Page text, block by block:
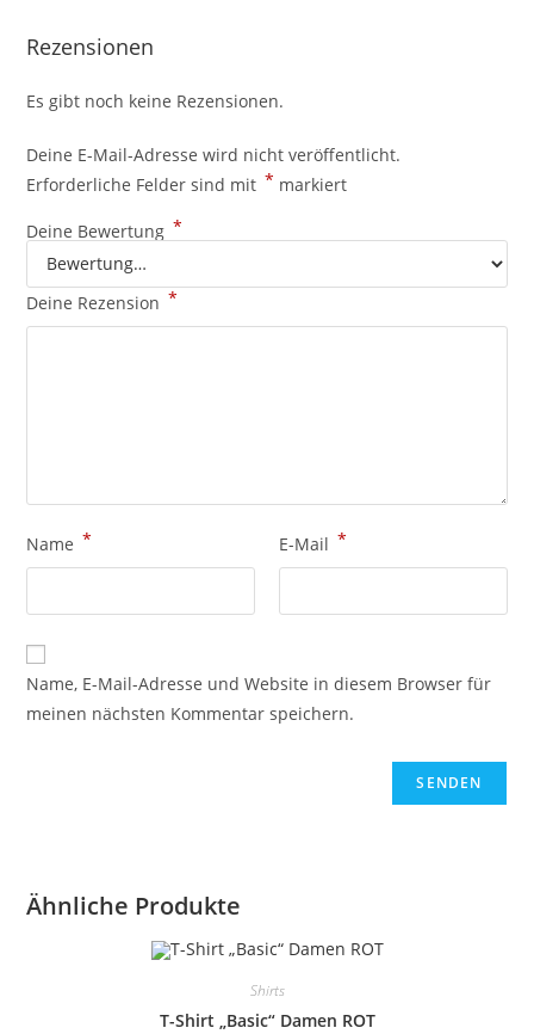
Rezensionen
Es gibt noch keine Rezensionen.
Deine E-Mail-Adresse wird nicht veröffentlicht.
Erforderliche Felder sind mit * markiert
Deine Bewertung *
Deine Rezension *
Name * E-Mail *
Name, E-Mail-Adresse und Website in diesem Browser für
meinen nächsten Kommentar speichern.
Ähnliche Produkte
Shirts
T-Shirt „Basic“ Damen ROT